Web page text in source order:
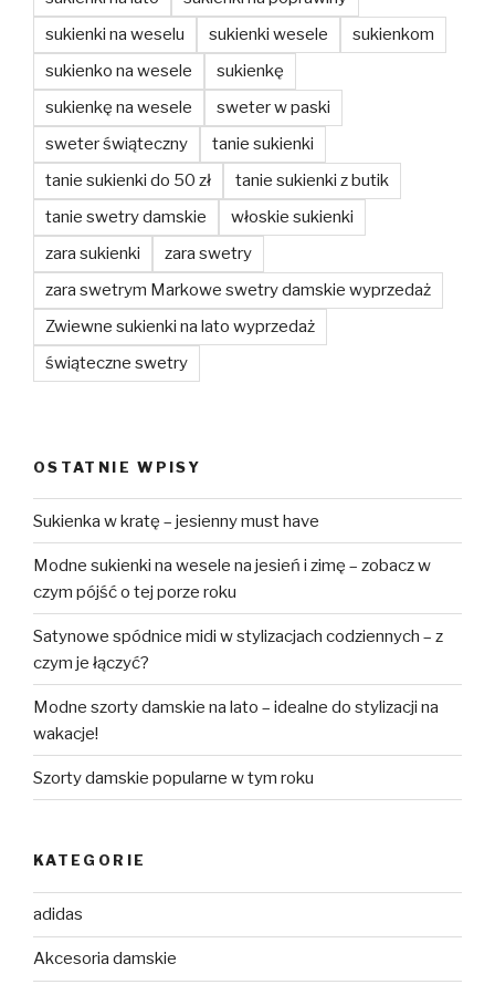
sukienki na weselu
sukienki wesele
sukienkom
sukienko na wesele
sukienkę
sukienkę na wesele
sweter w paski
sweter świąteczny
tanie sukienki
tanie sukienki do 50 zł
tanie sukienki z butik
tanie swetry damskie
włoskie sukienki
zara sukienki
zara swetry
zara swetrym Markowe swetry damskie wyprzedaż
Zwiewne sukienki na lato wyprzedaż
świąteczne swetry
OSTATNIE WPISY
Sukienka w kratę – jesienny must have
Modne sukienki na wesele na jesień i zimę – zobacz w
czym pójść o tej porze roku
Satynowe spódnice midi w stylizacjach codziennych – z
czym je łączyć?
Modne szorty damskie na lato – idealne do stylizacji na
wakacje!
Szorty damskie popularne w tym roku
KATEGORIE
adidas
Akcesoria damskie